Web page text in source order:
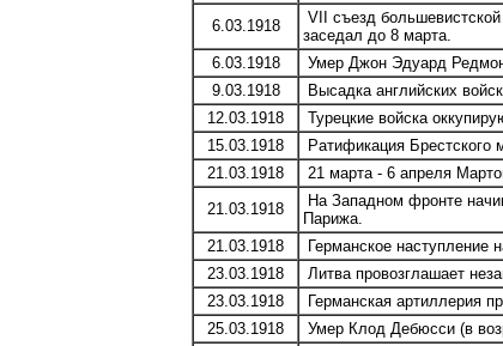
6.03.1918
VII съезд
заседал до 8 марта.
6.03.1918
Умер Джон Эдуард
9.03.1918
Высадка английских
12.03.1918
Турецкие войска
15.03.1918
Ратификация
21.03.1918
21 марта - 6 апреля
21.03.1918
На Западном фронте
Парижа.
21.03.1918
Германское наступление
23.03.1918
Литва провозглашает
23.03.1918
Германская артиллерия
25.03.1918
Умер Клод Дебюсси (в